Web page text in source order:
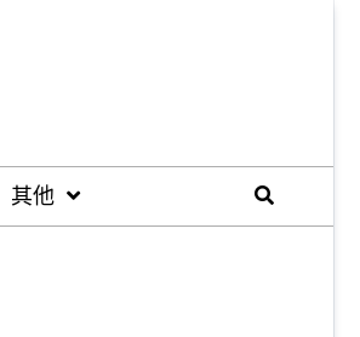
其他